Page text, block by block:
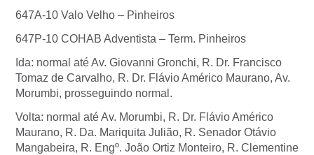
647A-10 Valo Velho – Pinheiros
647P-10 COHAB Adventista – Term. Pinheiros
Ida: normal até Av. Giovanni Gronchi, R. Dr. Francisco
Tomaz de Carvalho, R. Dr. Flávio Américo Maurano, Av.
Morumbi, prosseguindo normal.
Volta: normal até Av. Morumbi, R. Dr. Flávio Américo
Maurano, R. Da. Mariquita Julião, R. Senador Otávio
Mangabeira, R. Engº. João Ortiz Monteiro, R. Clementine